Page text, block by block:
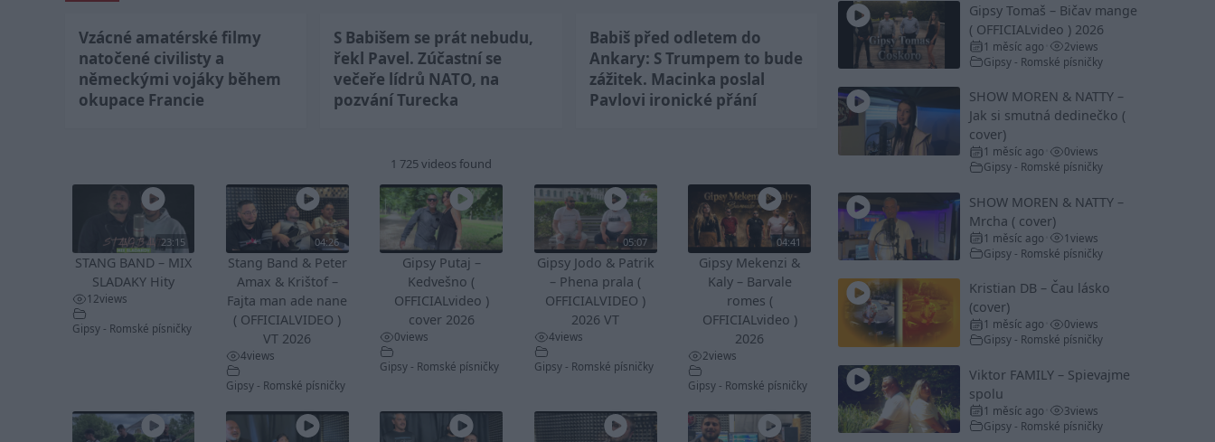
Vzácné amatérské filmy
natočené civilisty a
německými vojáky během
okupace Francie
S Babišem se prát nebudu,
řekl Pavel. Zúčastní se
večeře lídrů NATO, na
pozvání Turecka
Babiš před odletem do
Ankary: S Trumpem to bude
zážitek. Macinka poslal
Pavlovi ironické přání
1 725 videos found
23:15
STANG BAND – MIX
SLADAKY Hity
12views
Gipsy - Romské písničky
04:26
Stang Band & Peter
Amax & Krištof –
Fajta man ade nane
( OFFICIALVIDEO )
VT 2026
4views
Gipsy - Romské písničky
Gipsy Putaj –
Kedvešno (
OFFICIALvideo )
cover 2026
0views
Gipsy - Romské písničky
05:07
Gipsy Jodo & Patrik
– Phena prala (
OFFICIALVIDEO )
2026 VT
4views
Gipsy - Romské písničky
04:41
Gipsy Mekenzi &
Kaly – Barvale
romes (
OFFICIALvideo )
2026
2views
Gipsy - Romské písničky
Gipsy Tomaš – Bičav mange
( OFFICIALvideo ) 2026
1 měsíc ago 2views
Gipsy - Romské písničky
SHOW MOREN & NATTY –
Jak si smutná dedinečko (
cover)
1 měsíc ago 0views
Gipsy - Romské písničky
SHOW MOREN & NATTY –
Mrcha ( cover)
1 měsíc ago 1views
Gipsy - Romské písničky
Kristian DB – Čau lásko
(cover)
1 měsíc ago 0views
Gipsy - Romské písničky
Viktor FAMILY – Spievajme
spolu
1 měsíc ago 3views
Gipsy - Romské písničky